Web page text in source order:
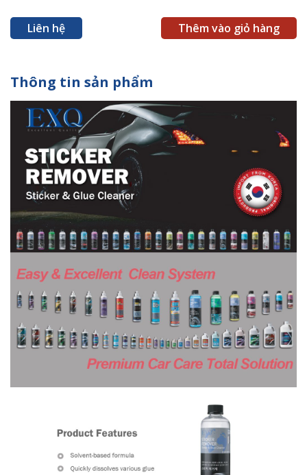
Liên hệ Thêm vào giỏ hàng
Thông tin sản phẩm